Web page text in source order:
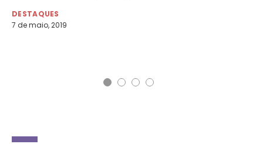
DESTAQUES
7 de maio, 2019